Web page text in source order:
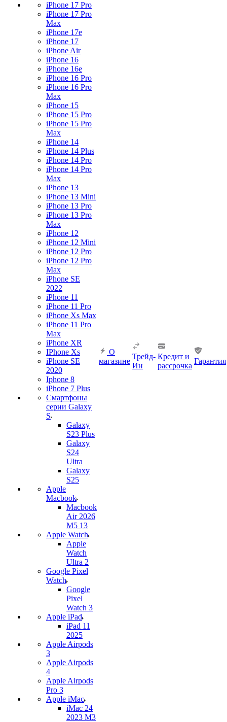
iPhone 17 Pro
iPhone 17 Pro
Max
iPhone 17e
iPhone 17
iPhone Air
iPhone 16
iPhone 16e
iPhone 16 Pro
iPhone 16 Pro
Max
iPhone 15
iPhone 15 Pro
iPhone 15 Pro
Max
iPhone 14
iPhone 14 Plus
iPhone 14 Pro
iPhone 14 Pro
Max
iPhone 13
iPhone 13 Mini
iPhone 13 Pro
iPhone 13 Pro
Max
iPhone 12
iPhone 12 Mini
iPhone 12 Pro
iPhone 12 Pro
Max
iPhone SE
2022
iPhone 11
iPhone 11 Pro
iPhone Xs Max
iPhone 11 Pro
Max
iPhone XR
IPhone Xs
iPhone SE
2020
Iphone 8
iPhone 7 Plus
Смартфоны
серии Galaxy
S
Galaxy
S23 Plus
Galaxy
S24
Ultra
Galaxy
S25
Apple
Macbook
Macbook
Air 2026
M5 13
Apple Watch
Apple
Watch
Ultra 2
Google Pixel
Watch
Google
Pixel
Watch 3
Apple iPad
iPad 11
2025
Apple Airpods
3
Apple Airpods
4
Apple Airpods
Pro 3
Apple iMac
iMac 24
2023 M3
О
магазине
Трейд-
Ин
Кредит и
рассрочка
Гарантия